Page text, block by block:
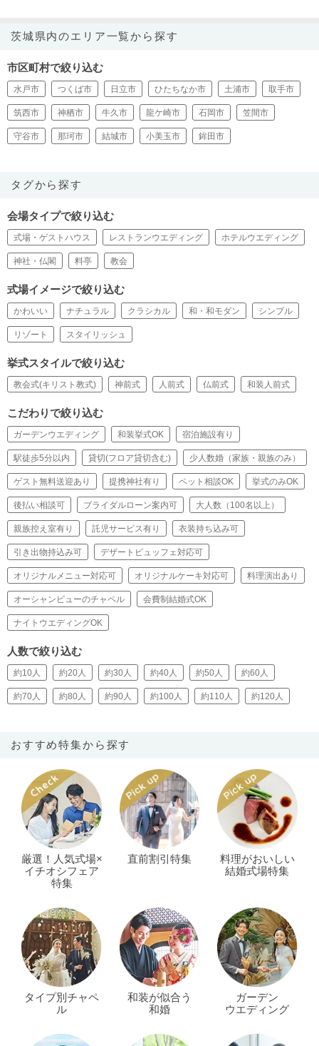
茨城県内のエリア一覧から探す
市区町村で絞り込む
水戸市 つくば市 日立市 ひたちなか市 土浦市 取手市
筑西市 神栖市 牛久市 龍ケ崎市 石岡市 笠間市
守谷市 那珂市 結城市 小美玉市 鉾田市
タグから探す
会場タイプで絞り込む
式場・ゲストハウス レストランウエディング ホテルウエディング
神社・仏閣 料亭 教会
式場イメージで絞り込む
かわいい ナチュラル クラシカル 和・和モダン シンプル
リゾート スタイリッシュ
挙式スタイルで絞り込む
教会式(キリスト教式) 神前式 人前式 仏前式 和装人前式
こだわりで絞り込む
ガーデンウエディング 和装挙式OK 宿泊施設有り
駅徒歩5分以内 貸切(フロア貸切含む) 少人数婚（家族・親族のみ）
ゲスト無料送迎あり 提携神社有り ペット相談OK 挙式のみOK
後払い相談可 ブライダルローン案内可 大人数（100名以上）
親族控え室有り 託児サービス有り 衣装持ち込み可
引き出物持込み可 デザートビュッフェ対応可
オリジナルメニュー対応可 オリジナルケーキ対応可 料理演出あり
オーシャンビューのチャペル 会費制結婚式OK
ナイトウエディングOK
人数で絞り込む
約10人 約20人 約30人 約40人 約50人 約60人
約70人 約80人 約90人 約100人 約110人 約120人
おすすめ特集から探す
厳選！人気式場×
イチオシフェア
特集
直前割引特集
料理がおいしい
結婚式場特集
タイプ別チャペ
ル
和装が似合う
和婚
ガーデン
ウエディング